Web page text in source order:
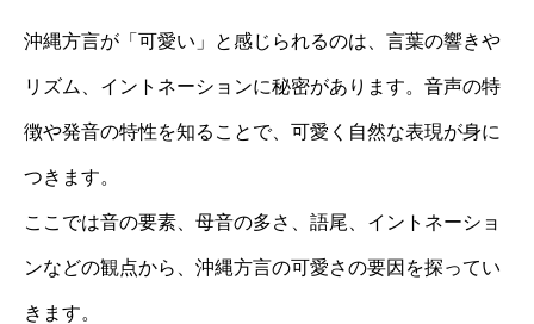
沖縄方言が「可愛い」と感じられるのは、言葉の響きや
リズム、イントネーションに秘密があります。音声の特
徴や発音の特性を知ることで、可愛く自然な表現が身に
つきます。
ここでは音の要素、母音の多さ、語尾、イントネーショ
ンなどの観点から、沖縄方言の可愛さの要因を探ってい
きます。